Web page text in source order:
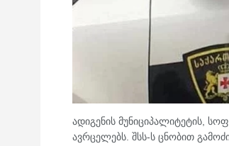
ადიგენის მუნიციპალიტეტის,
ავრცელებს. შსს-ს ცნობით